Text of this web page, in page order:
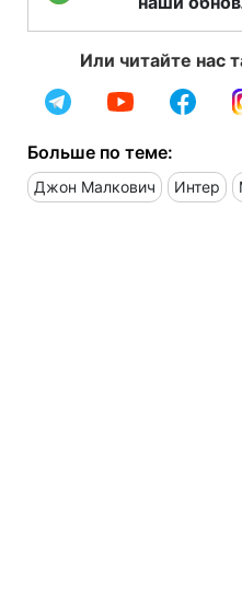
Или читайте нас
Больше по теме:
Джон Малкович Интер